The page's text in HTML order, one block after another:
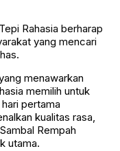
Rahasia berharap
yang mencari
menawarkan
memilih untuk
pertama
kualitas rasa,
Rempah
utama.